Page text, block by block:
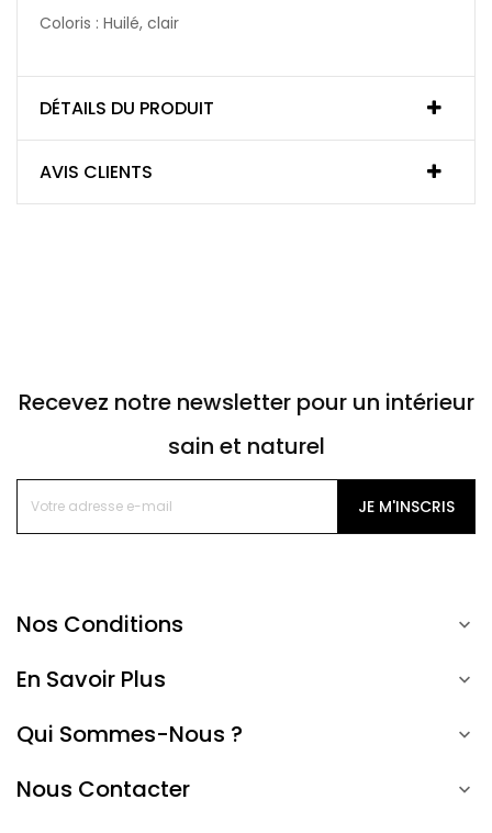
Coloris : Huilé, clair
DÉTAILS DU PRODUIT
AVIS CLIENTS
Recevez notre newsletter pour un intérieur
sain et naturel
JE M'INSCRIS
Nos Conditions 
En Savoir Plus 
Qui Sommes-Nous ? 
Nous Contacter 